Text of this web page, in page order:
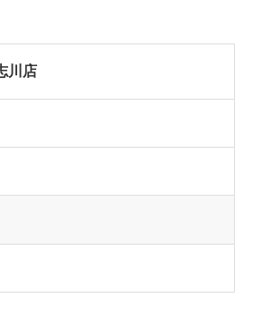
川店